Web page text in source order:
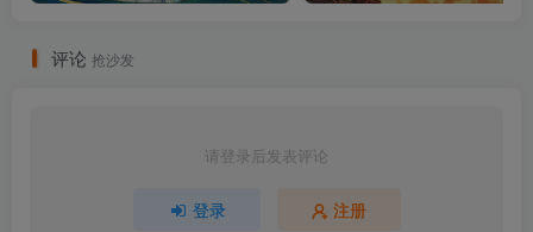
评论 抢沙发
请登录后发表评论
登录 注册